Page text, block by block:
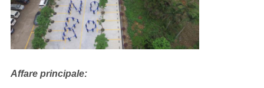
Affare principale: